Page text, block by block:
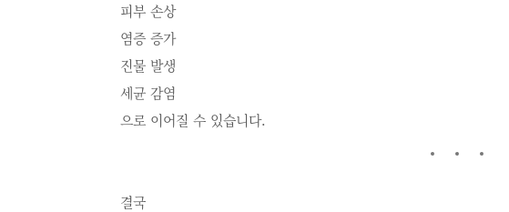
피부 손상
염증 증가
진물 발생
세균 감염
으로 이어질 수 있습니다.
결국